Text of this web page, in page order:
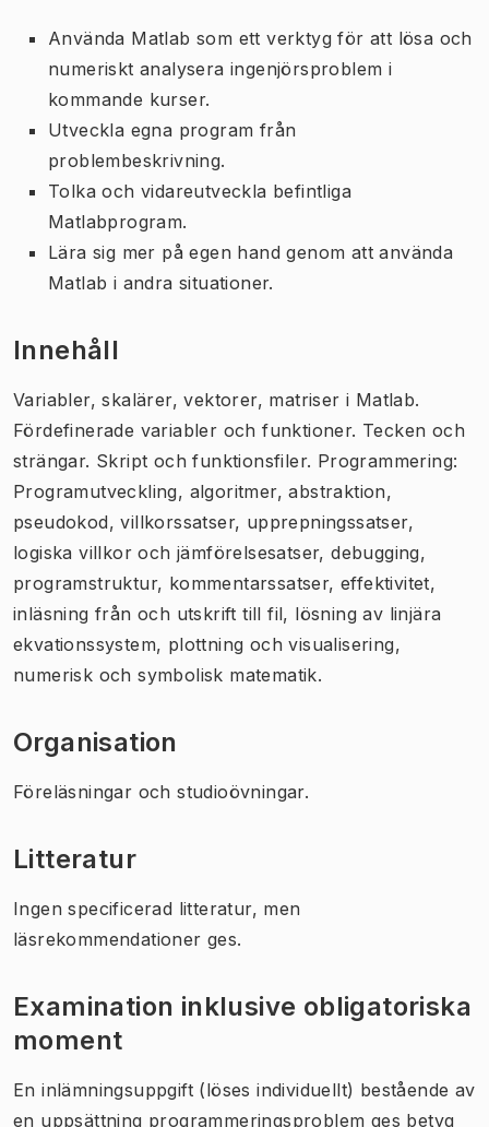
Använda Matlab som ett verktyg för att lösa och
numeriskt analysera ingenjörsproblem i
kommande kurser.
Utveckla egna program från
problembeskrivning.
Tolka och vidareutveckla befintliga
Matlabprogram.
Lära sig mer på egen hand genom att använda
Matlab i andra situationer.
Innehåll
Variabler, skalärer, vektorer, matriser i Matlab.
Fördefinerade variabler och funktioner. Tecken och
strängar. Skript och funktionsfiler. Programmering:
Programutveckling, algoritmer, abstraktion,
pseudokod, villkorssatser, upprepningssatser,
logiska villkor och jämförelsesatser, debugging,
programstruktur, kommentarssatser, effektivitet,
inläsning från och utskrift till fil, lösning av linjära
ekvationssystem, plottning och visualisering,
numerisk och symbolisk matematik.
Organisation
Föreläsningar och studioövningar.
Litteratur
Ingen specificerad litteratur, men
läsrekommendationer ges.
Examination inklusive obligatoriska
moment
En inlämningsuppgift (löses individuellt) bestående av
en uppsättning programmeringsproblem ges betyg